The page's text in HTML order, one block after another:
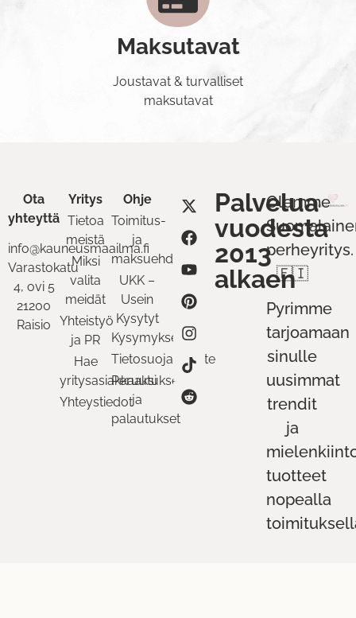
Maksutavat
Joustavat & turvalliset
maksutavat
Ota
yhteyttä
info@kauneusmaailma.fi
Varastokatu
4, ovi 5
21200
Raisio
Yritys
Tietoa
meistä
Miksi
valita
meidät
Yhteistyö
ja PR
Hae
yritysasiakkaaksi
Yhteystiedot
Ohje
Toimitus-
ja
maksuehdot
UKK –
Usein
Kysytyt
Kysymykset
Tietosuojaseloste
Peruutukset
ja
palautukset
Palvelua
vuodesta
2013
alkaen
Olemme
perheyritys.
🇫🇮
Pyrimme
tarjoamaan
sinulle
uusimmat
trendit
ja
tuotteet
nopealla